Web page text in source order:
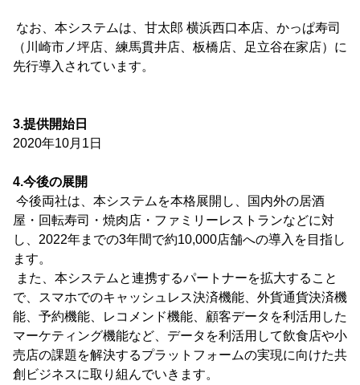
なお、本システムは、甘太郎 横浜西口本店、かっぱ寿司
（川崎市ノ坪店、練馬貫井店、板橋店、足立谷在家店）に
先行導入されています。
3.提供開始日
2020年10月1日
4.今後の展開
今後両社は、本システムを本格展開し、国内外の居酒
屋・回転寿司・焼肉店・ファミリーレストランなどに対
し、2022年までの3年間で約10,000店舗への導入を目指し
ます。
また、本システムと連携するパートナーを拡大すること
で、スマホでのキャッシュレス決済機能、外貨通貨決済機
能、予約機能、レコメンド機能、顧客データを利活用した
マーケティング機能など、データを利活用して飲食店や小
売店の課題を解決するプラットフォームの実現に向けた共
創ビジネスに取り組んでいきます。